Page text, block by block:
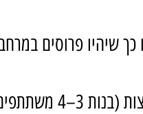
שיהיו פרוסים
חלקו את המשתתפים